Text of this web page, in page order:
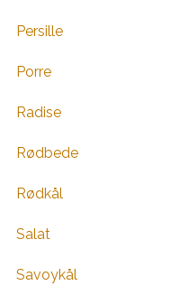
Persille
Porre
Radise
Rødbede
Rødkål
Salat
Savoykål